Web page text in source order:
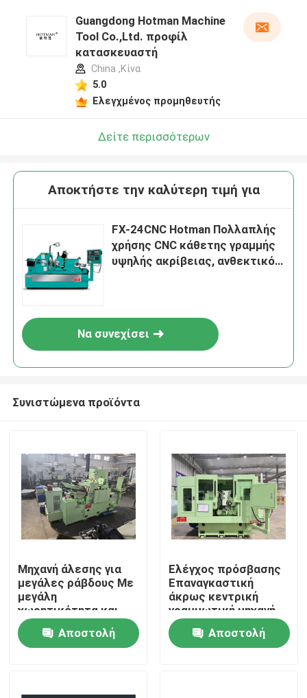
Σπίτι
Προϊόντα
Σχετικά με εμάς
Guangdong Hotman Machine
Tool Co.,Ltd. προφίλ
κατασκευαστή
China ,Κίνα
5.0
Ελεγχμένος προμηθευτής
Δείτε περισσότερων
Αποκτήστε την καλύτερη τιμή για
FX-24CNC Hotman Πολλαπλής
χρήσης CNC κάθετης γραμμής
υψηλής ακρίβειας, ανθεκτικό
Να συνεχίσει
Συνιστώμενα προϊόντα
Μηχανή άλεσης για
μεγάλες ράβδους Με
μεγάλη
χωρητικότητα και
ανθεκτικό πλαίσιο
που εξασφαλίζει
σταθερή λειτουργία
Αποστολή
Ελέγχος πρόσβασης
Επαναγκαστική
άκρως κεντρική
γραμμωτική μηχανή
με ισχυρή κατασκευή
και δυνατότητες
γραμμώσεως για
Αποστολή